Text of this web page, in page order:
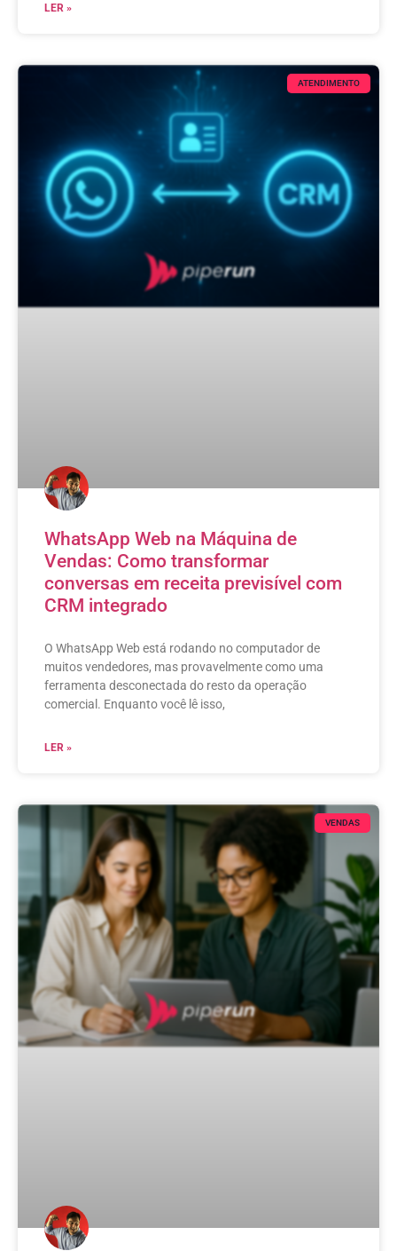
LER »
ATENDIMENTO
WhatsApp Web na Máquina de
Vendas: Como transformar
conversas em receita previsível com
CRM integrado
O WhatsApp Web está rodando no computador de
muitos vendedores, mas provavelmente como uma
ferramenta desconectada do resto da operação
comercial. Enquanto você lê isso,
LER »
VENDAS